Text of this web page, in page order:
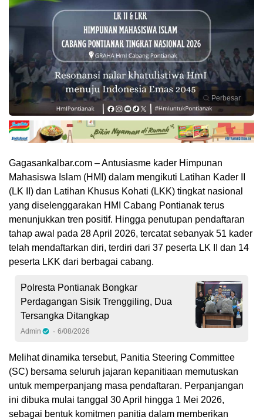
Perbesar
Gagasankalbar.com – Antusiasme kader Himpunan
Mahasiswa Islam (HMI) dalam mengikuti Latihan Kader II
(LK II) dan Latihan Khusus Kohati (LKK) tingkat nasional
yang diselenggarakan HMI Cabang Pontianak terus
menunjukkan tren positif. Hingga penutupan pendaftaran
tahap awal pada 28 April 2026, tercatat sebanyak 51 kader
telah mendaftarkan diri, terdiri dari 37 peserta LK II dan 14
peserta LKK dari berbagai cabang.
Polresta Pontianak Bongkar
Perdagangan Sisik Trenggiling, Dua
Tersangka Ditangkap
Admin 6/08/2026
Melihat dinamika tersebut, Panitia Steering Committee
(SC) bersama seluruh jajaran kepanitiaan memutuskan
untuk memperpanjang masa pendaftaran. Perpanjangan
ini dibuka mulai tanggal 30 April hingga 1 Mei 2026,
sebagai bentuk komitmen panitia dalam memberikan